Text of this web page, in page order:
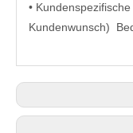
•
Kundenwunsch)